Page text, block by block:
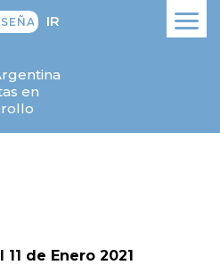
IR
en
de Enero 2021